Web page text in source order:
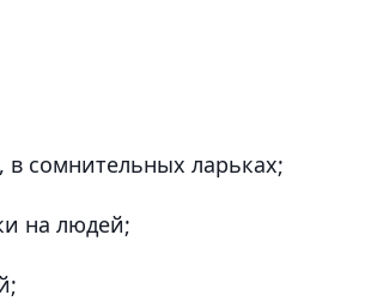
в сомнительных ларьках;
на людей;